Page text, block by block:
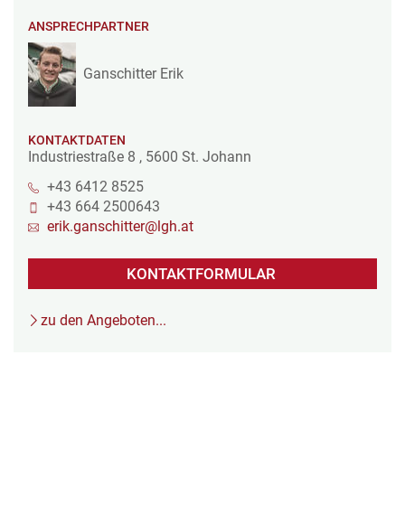
ANSPRECHPARTNER
Ganschitter Erik
KONTAKTDATEN
Industriestraße 8 , 5600 St. Johann
+43 6412 8525
+43 664 2500643
erik.ganschitter@lgh.at
KONTAKTFORMULAR
zu den Angeboten...